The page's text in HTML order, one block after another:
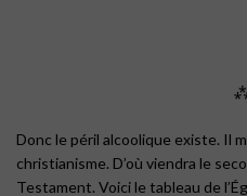
Donc le péril alcoolique existe. Il
christianisme. D’où viendra le
Testament. Voici le tableau de